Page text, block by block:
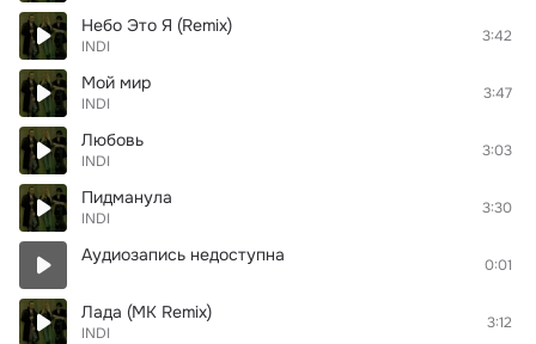
Небо Это Я (Remix)
INDI
3:42
Мой мир
INDI
3:47
Любовь
INDI
3:03
Пидманула
INDI
3:30
Аудиозапись недоступна 0:01
Лада (MK Remix)
INDI
3:12